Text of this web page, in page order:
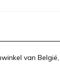
van